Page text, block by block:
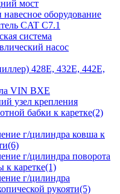
мост
навесное оборудование
CAT C7.1
система
насос
428E, 432E, 442E,
VIN BXE
узел крепления
бабки к каретке(2)
г/цилиндра ковша к
г/цилиндра поворота
к каретке(1)
г/цилиндра
рукояти(5)